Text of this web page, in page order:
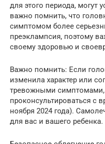
для этого периода, могут
важно помнить, что
симптомом более
преэклампсия, поэтому
своему здоровью и
Важно помнить: Если
изменила характер или
тревожными симптомами,
проконсультироваться с
ноября 2024 года).
для вас и вашего ребенка.